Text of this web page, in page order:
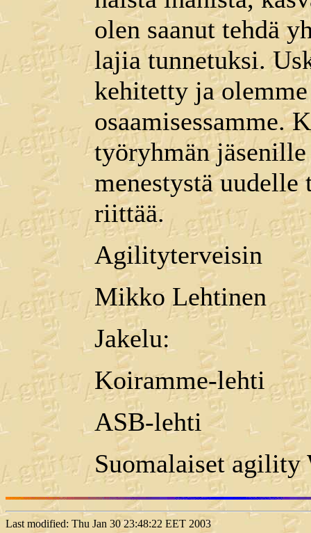
olen saanut tehdä
lajia tunnetuksi.
kehitetty ja
osaamisessamme.
työryhmän
menestystä
riittää.
Agilityterveisin
Mikko Lehtinen
Jakelu:
Koiramme-lehti
ASB-lehti
Suomalaiset
Last modified: Thu Jan 30 23:48:22 EET 2003